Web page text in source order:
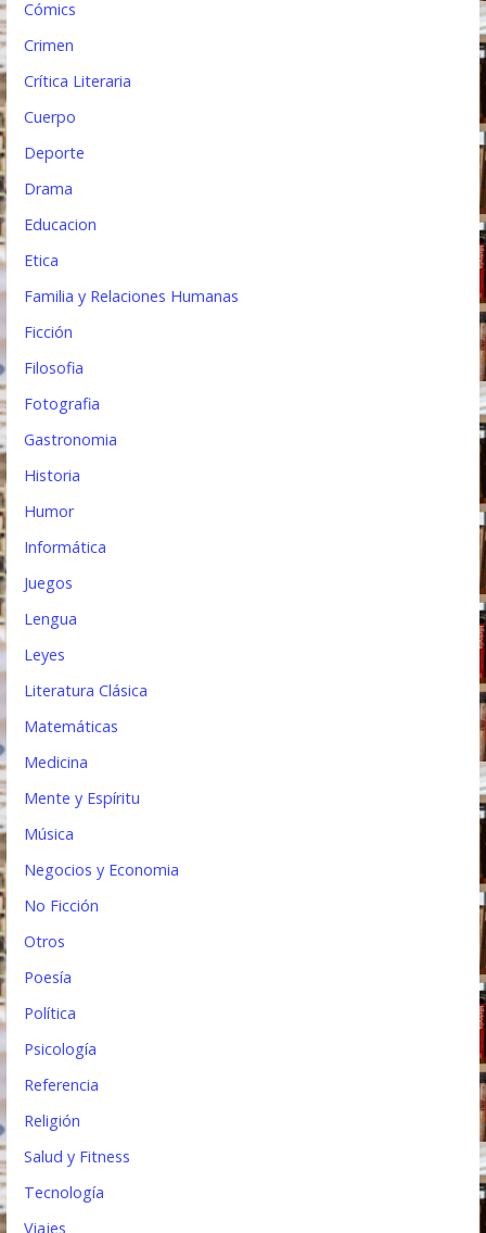
Cómics
Crimen
Crítica Literaria
Cuerpo
Deporte
Drama
Educacion
Etica
Familia y Relaciones Humanas
Ficción
Filosofia
Fotografia
Gastronomia
Historia
Humor
Informática
Juegos
Lengua
Leyes
Literatura Clásica
Matemáticas
Medicina
Mente y Espíritu
Música
Negocios y Economia
No Ficción
Otros
Poesía
Política
Psicología
Referencia
Religión
Salud y Fitness
Tecnología
Viajes